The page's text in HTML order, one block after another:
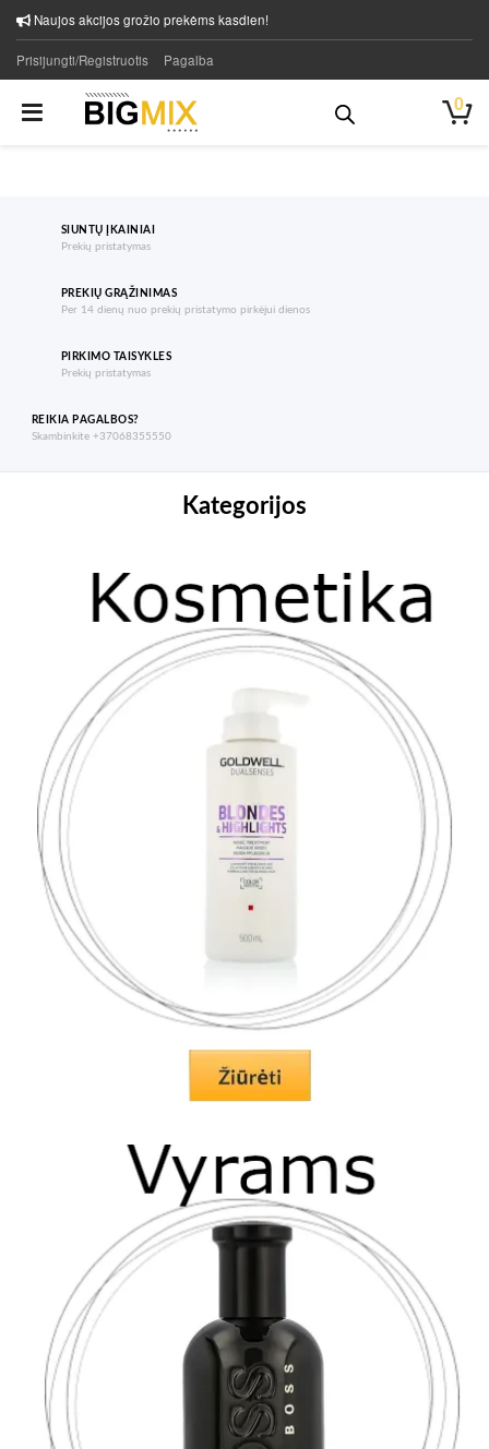
Naujos akcijos grožio prekėms kasdien!
Prisijungti/Registruotis Pagalba
0
SIUNTŲ ĮKAINIAI
Prekių pristatymas
PREKIŲ GRĄŽINIMAS
Per 14 dienų nuo prekių pristatymo pirkėjui dienos
PIRKIMO TAISYKLES
Prekių pristatymas
REIKIA PAGALBOS?
Skambinkite +37068355550
Kategorijos